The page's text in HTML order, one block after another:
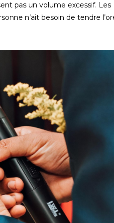
pas un volume excessif. Les
n’ait besoin de tendre